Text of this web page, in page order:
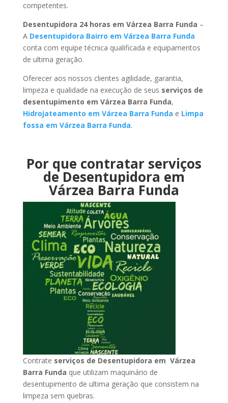
competentes.
Desentupidora 24 horas em Várzea Barra Funda –
A Desentupidora Bairro em Várzea Barra Funda
conta com equipe técnica qualificada e equipamentos
de ultima geração.
Oferecer aos nossos clientes agilidade, garantia,
limpeza e qualidade na execução de seus serviços de
desentupimento em Várzea Barra Funda,
Hidrojateamento em Várzea Barra Funda e Limpa
fossa em Várzea Barra Funda.
Por que contratar serviços
de Desentupidora em
Várzea Barra Funda
Contrate serviços de Desentupidora em Várzea
Barra Funda que utilizam maquinário de
desentupimento de ultima geração que consistem na
limpeza sem quebras.